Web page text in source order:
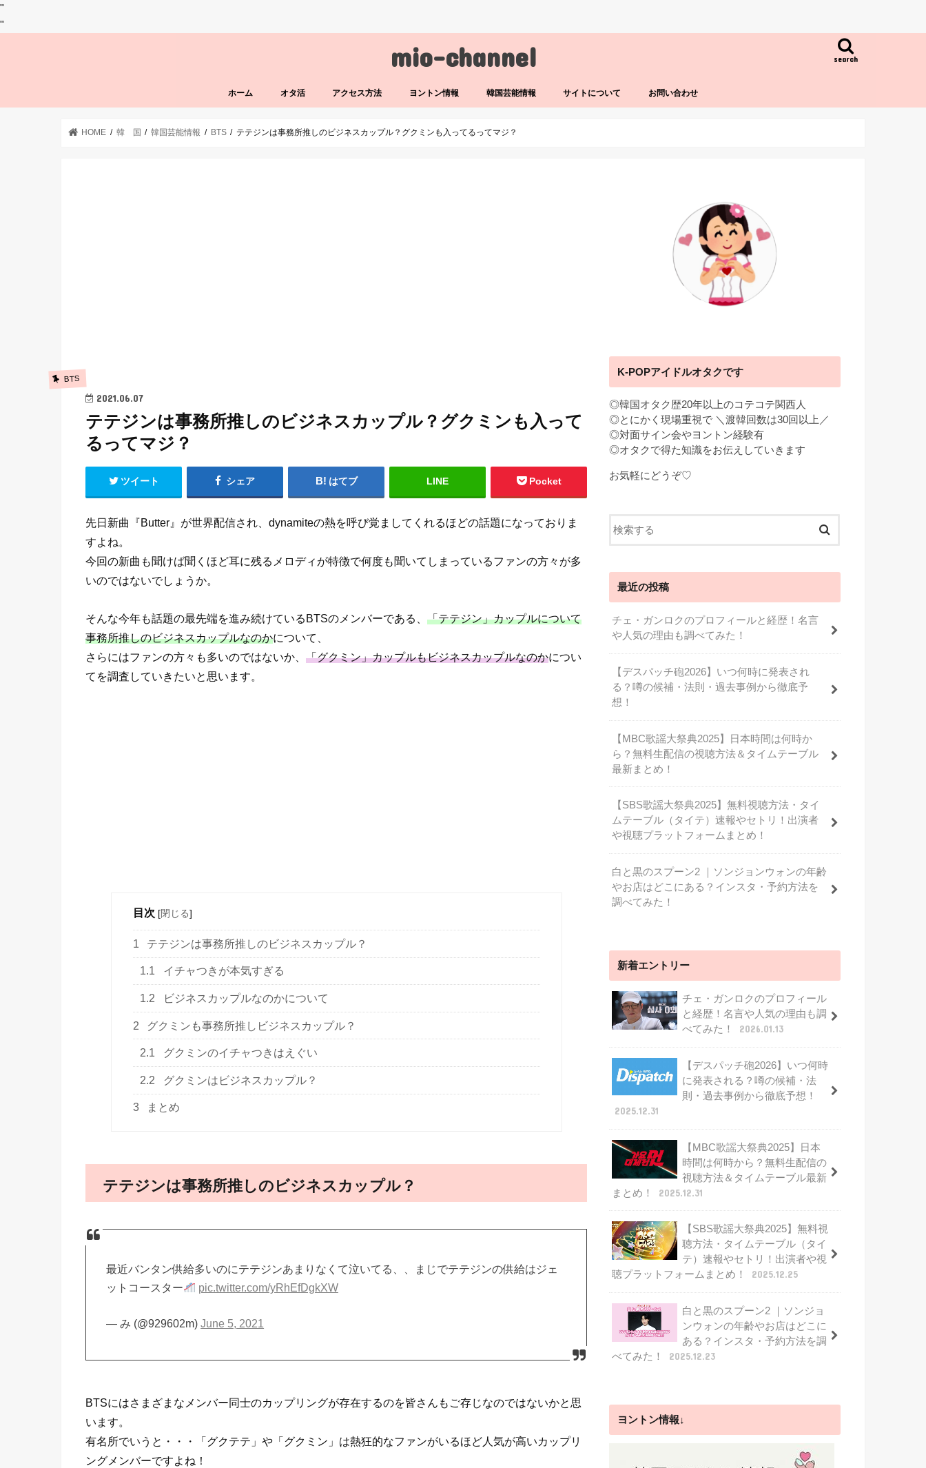
"
"
mio-channel search
ホーム オタ活 アクセス方法 ヨントン情報 韓国芸能情報 サイトについて お問い合わせ
HOME 韓 国 韓国芸能情報 BTS テテジンは事務所推しのビジネスカップル？グクミンも入ってるってマジ？
BTS
2021.06.07
テテジンは事務所推しのビジネスカップル？グクミンも入って
るってマジ？
ツイート シェア はてブ LINE Pocket
先日新曲『Butter』が世界配信され、dynamiteの熱を呼び覚ましてくれるほどの話題になっておりま
すよね。
今回の新曲も聞けば聞くほど耳に残るメロディが特徴で何度も聞いてしまっているファンの方々が多
いのではないでしょうか。
そんな今年も話題の最先端を進み続けているBTSのメンバーである、 「テテジン」カップルについて
事務所推しのビジネスカップルなのかについて、
さらにはファンの方々も多いのではないか、 「グクミン」カップルもビジネスカップルなのかについ
てを調査していきたいと思います。
目次 [閉じる]
1 テテジンは事務所推しのビジネスカップル？
1.1 イチャつきが本気すぎる
1.2 ビジネスカップルなのかについて
2 グクミンも事務所推しビジネスカップル？
2.1 グクミンのイチャつきはえぐい
2.2 グクミンはビジネスカップル？
3 まとめ
テテジンは事務所推しのビジネスカップル？
最近バンタン供給多いのにテテジンあまりなくて泣いてる、、まじでテテジンの供給はジェ
ットコースター
pic.twitter.com/yRhEfDgkXW
— み (@929602m)June 5, 2021
BTSにはさまざまなメンバー同士のカップリングが存在するのを皆さんもご存じなのではないかと思
います。
有名所でいうと・・・「グクテテ」や「グクミン」は熱狂的なファンがいるほど人気が高いカップリ
ングメンバーですよね！
K-POPアイドルオタクです
◎韓国オタク歴20年以上のコテコテ関西人
◎とにかく現場重視で ＼渡韓回数は30回以上／
◎対面サイン会やヨントン経験有
◎オタクで得た知識をお伝えしていきます
お気軽にどうぞ♡
最近の投稿
チェ・ガンロクのプロフィールと経歴！名言
や人気の理由も調べてみた！
【デスパッチ砲2026】いつ何時に発表され
る？噂の候補・法則・過去事例から徹底予
想！
【MBC歌謡大祭典2025】日本時間は何時か
ら？無料生配信の視聴方法＆タイムテーブル
最新まとめ！
【SBS歌謡大祭典2025】無料視聴方法・タイ
ムテーブル（タイテ）速報やセトリ！出演者
や視聴プラットフォームまとめ！
白と黒のスプーン2 ｜ソンジョンウォンの年齢
やお店はどこにある？インスタ・予約方法を
調べてみた！
新着エントリー
チェ・ガンロクのプロフィール
と経歴！名言や人気の理由も調
べてみた！
2026.01.13
【デスパッチ砲2026】いつ何時
に発表される？噂の候補・法
則・過去事例から徹底予想！
2025.12.31
【MBC歌謡大祭典2025】日本
時間は何時から？無料生配信の
視聴方法＆タイムテーブル最新
まとめ！
2025.12.31
【SBS歌謡大祭典2025】無料視
聴方法・タイムテーブル（タイ
テ）速報やセトリ！出演者や視
聴プラットフォームまとめ！
2025.12.25
白と黒のスプーン2 ｜ソンジョ
ンウォンの年齢やお店はどこに
ある？インスタ・予約方法を調
べてみた！
2025.12.23
ヨントン情報↓